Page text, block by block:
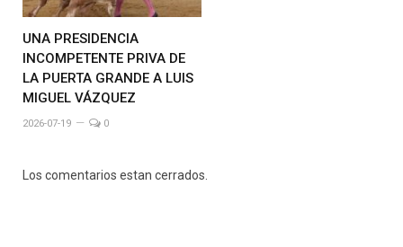
UNA PRESIDENCIA
INCOMPETENTE PRIVA DE
LA PUERTA GRANDE A LUIS
MIGUEL VÁZQUEZ
2026-07-19 0
Los comentarios estan cerrados.